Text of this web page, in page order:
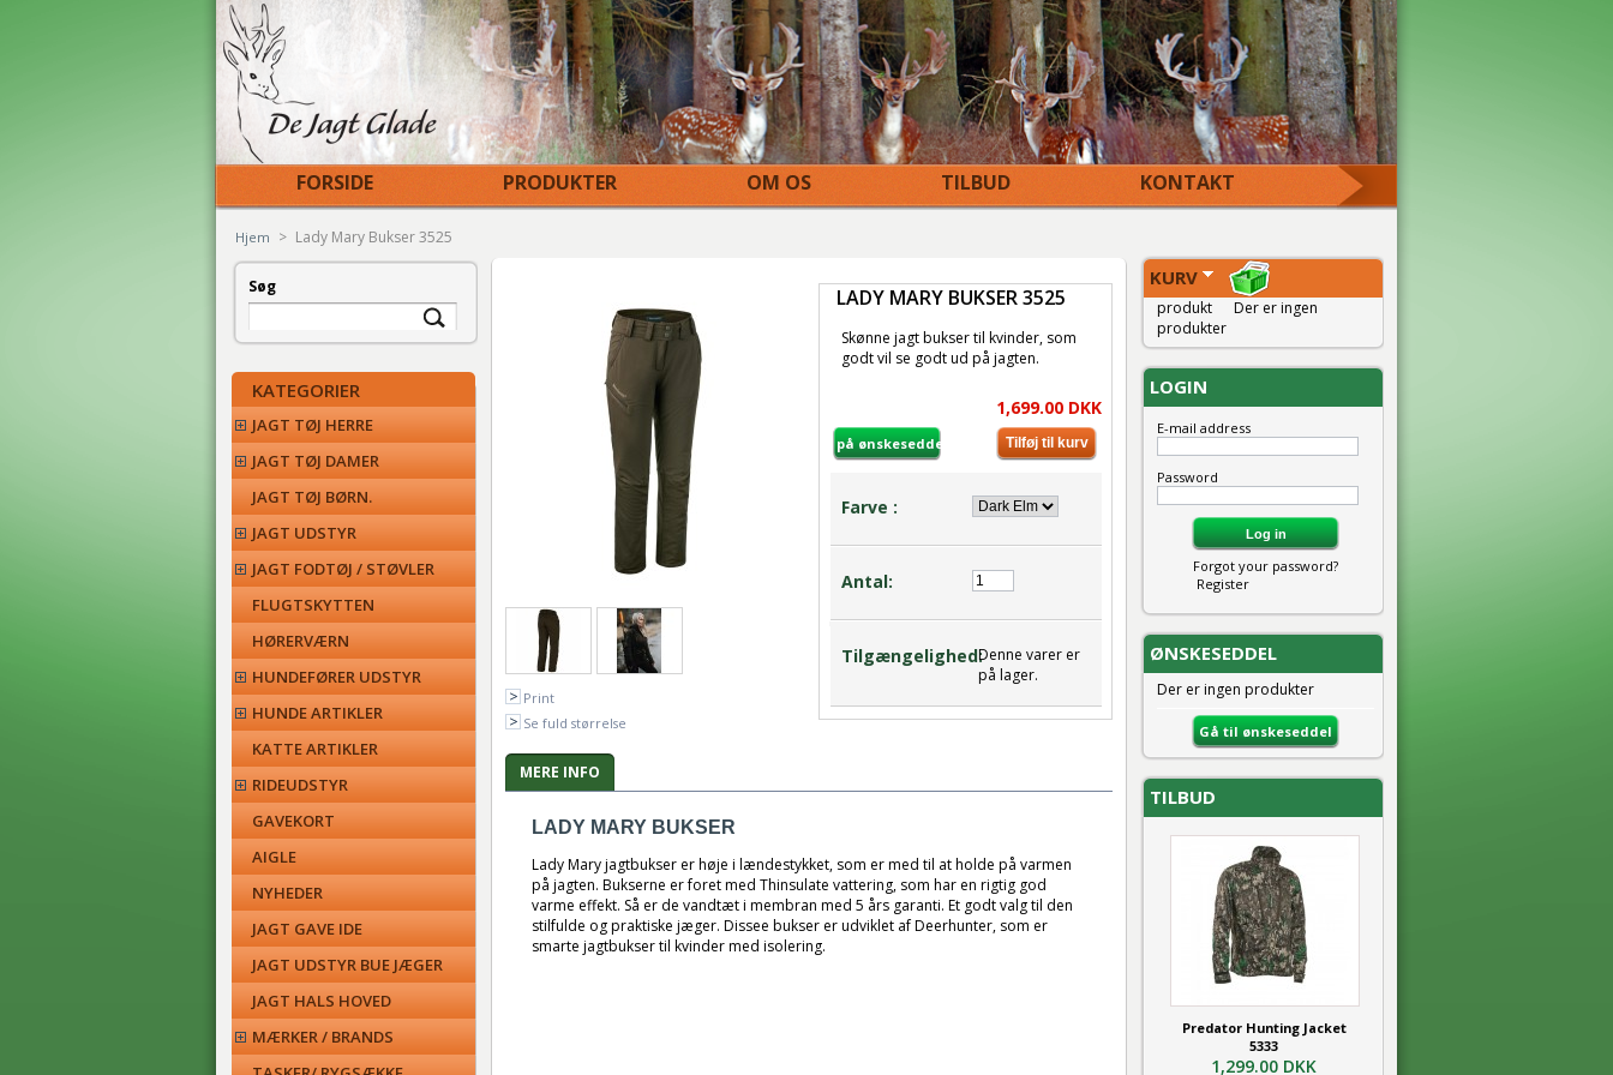
FORSIDE PRODUKTER OM OS TILBUD KONTAKT
Søg
KATEGORIER
JAGT TØJ HERRE
JAGT TØJ DAMER
JAGT TØJ BØRN.
JAGT UDSTYR
JAGT FODTØJ / STØVLER
FLUGTSKYTTEN
HØRERVÆRN
HUNDEFØRER UDSTYR
HUNDE ARTIKLER
KATTE ARTIKLER
RIDEUDSTYR
GAVEKORT
AIGLE
NYHEDER
JAGT GAVE IDE
JAGT UDSTYR BUE JÆGER
JAGT HALS HOVED
MÆRKER / BRANDS
Hjem > Lady Mary Bukser 3525
Print
Se fuld størrelse
LADY MARY BUKSER 3525
Skønne jagt bukser til kvinder, som
godt vil se godt ud på jagten.
1,699.00 DKK
på ønskeseddel
Farve :
Antal:
Tilgængelighed:Denne varer er
på lager.
MERE INFO
LADY MARY BUKSER
Lady Mary jagtbukser er høje i lændestykket, som er med til at holde på varmen
på jagten. Bukserne er foret med Thinsulate vattering, som har en rigtig god
varme effekt. Så er de vandtæt i membran med 5 års garanti. Et godt valg til den
stilfulde og praktiske jæger. Dissee bukser er udviklet afDeerhunter, som er
smarte jagtbukser til kvinder med isolering.
KURV
produkt
Der er ingen
produkter
LOGIN
E-mail address
Password
Forgot your password?
Register
ØNSKESEDDEL
Der er ingen produkter
Gå til ønskeseddel
TILBUD
Predator Hunting Jacket
5333
1,299.00 DKK